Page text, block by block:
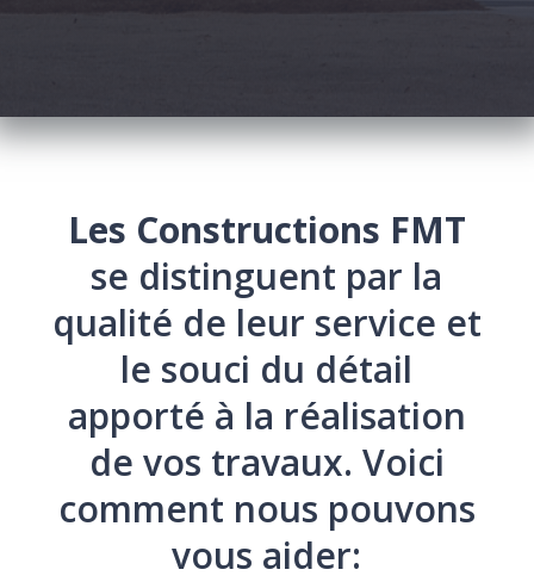
Les Constructions FMT
se distinguent par la
qualité de leur service et
le souci du détail
apporté à la réalisation
de vos travaux. Voici
comment nous pouvons
vous aider: